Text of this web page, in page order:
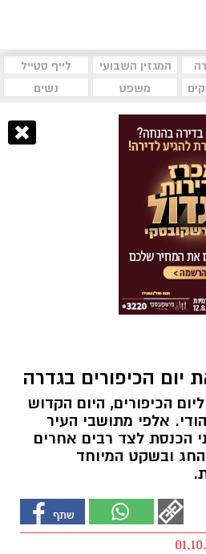
המגזין השבועי
לייף סטייל
משפט נשים
יום הכיפורים בגדרה
הכיפורים, היום הקדוש
אלפי מתושבי העיר
הכנסת לצד רבים אחרים
ובשקט המיוחד